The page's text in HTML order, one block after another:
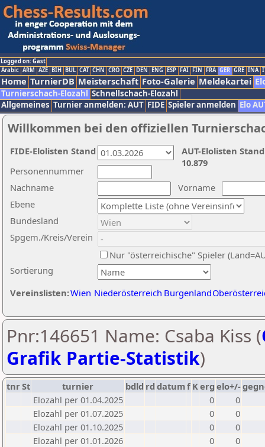
Logged on: Gast
Arabic ARM AZE BIH BUL CAT CHN CRO CZE DEN ENG ESP FAI FIN FRA GER GRE INA
Home TurnierDB Meisterschaft Foto-Galerie Meldekartei
Turnierschach-Elozahl Schnellschach-Elozahl
Allgemeines Turnier anmelden: AUT FIDE Spieler anmelden Elo
Willkommen bei den offiziellen
Nachname
Vorname
Ebene
Sortierung
Personennummer
Bundesland
Spgem./Kreis/Verein
Nur "österreichische" Spieler
Vereinslisten:Wien Niederösterreich Burgenland
AUT-Elolisten
10.879
FIDE-Elolisten Stand
Pnr:146651 Name: Csaba Kiss (
Grafik Partie-Statistik)
tnrSt turnier bdld rd datumf Kerg elo+/-
Elozahl per 01.04.2025
0
0
Elozahl per 01.07.2025
0
0
Elozahl per 01.10.2025
0
0
Elozahl per 01.01.2026
0
0